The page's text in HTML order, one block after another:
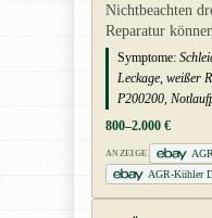
Nichtbeachten
Reparatur
Symptome:
Leckage, weißer
P200200,
800–2.000 €
ANZEIGE
AGR-Kühler